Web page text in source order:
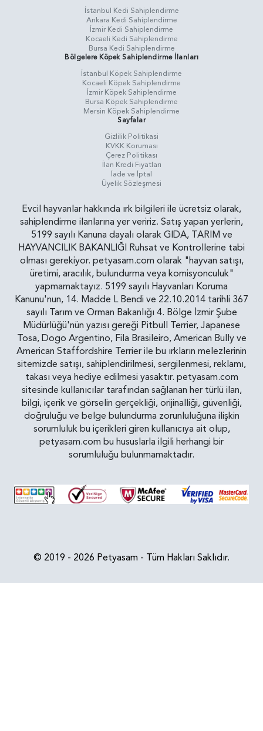
İstanbul Kedi Sahiplendirme
Ankara Kedi Sahiplendirme
İzmir Kedi Sahiplendirme
Kocaeli Kedi Sahiplendirme
Bursa Kedi Sahiplendirme
Bölgelere Köpek Sahiplendirme İlanları
İstanbul Köpek Sahiplendirme
Kocaeli Köpek Sahiplendirme
İzmir Köpek Sahiplendirme
Bursa Köpek Sahiplendirme
Mersin Köpek Sahiplendirme
Sayfalar
Gizlilik Politikasi
KVKK Koruması
Çerez Politikası
İlan Kredi Fiyatları
İade ve İptal
Üyelik Sözleşmesi
Evcil hayvanlar hakkında ırk bilgileri ile ücretsiz olarak,
sahiplendirme ilanlarına yer veririz. Satış yapan yerlerin,
5199 sayılı Kanuna dayalı olarak GIDA, TARIM ve
HAYVANCILIK BAKANLIĞI Ruhsat ve Kontrollerine tabi
olması gerekiyor. petyasam.com olarak "hayvan satışı,
üretimi, aracılık, bulundurma veya komisyonculuk"
yapmamaktayız. 5199 sayılı Hayvanları Koruma
Kanunu'nun, 14. Madde L Bendi ve 22.10.2014 tarihli 367
sayılı Tarım ve Orman Bakanlığı 4. Bölge İzmir Şube
Müdürlüğü'nün yazısı gereği Pitbull Terrier, Japanese
Tosa, Dogo Argentino, Fila Brasileiro, American Bully ve
American Staffordshire Terrier ile bu ırkların melezlerinin
sitemizde satışı, sahiplendirilmesi, sergilenmesi, reklamı,
takası veya hediye edilmesi yasaktır. petyasam.com
sitesinde kullanıcılar tarafından sağlanan her türlü ilan,
bilgi, içerik ve görselin gerçekliği, orijinalliği, güvenliği,
doğruluğu ve belge bulundurma zorunluluğuna ilişkin
sorumluluk bu içerikleri giren kullanıcıya ait olup,
petyasam.com bu hususlarla ilgili herhangi bir
sorumluluğu bulunmamaktadır.
© 2019 - 2026 Petyasam - Tüm Hakları Saklıdır.